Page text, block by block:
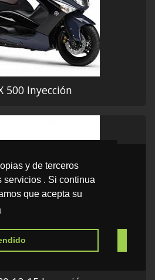
en la nueva web,
de piezas nuevas cada
diario para ver las
Entendido
y de terceros
servicios . Si continua
que acepta su
500 Inyección